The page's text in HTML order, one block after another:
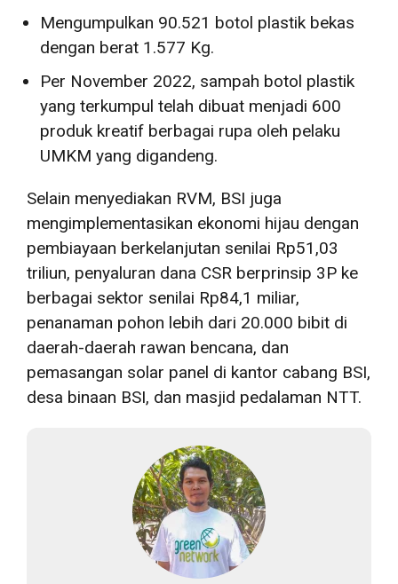
Mengumpulkan 90.521 botol plastik bekas
dengan berat 1.577 Kg.
Per November 2022, sampah botol plastik
yang terkumpul telah dibuat menjadi 600
produk kreatif berbagai rupa oleh pelaku
UMKM yang digandeng.
Selain menyediakan RVM, BSI juga
mengimplementasikan ekonomi hijau dengan
pembiayaan berkelanjutan senilai Rp51,03
triliun, penyaluran dana CSR berprinsip 3P ke
berbagai sektor senilai Rp84,1 miliar,
penanaman pohon lebih dari 20.000 bibit di
daerah-daerah rawan bencana, dan
pemasangan solar panel di kantor cabang BSI,
desa binaan BSI, dan masjid pedalaman NTT.